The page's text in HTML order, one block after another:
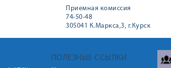
Приемная комиссия
74-50-48
305041 К.Маркса,3, г.Курск
ПОЛЕЗНЫЕ ССЫЛКИ